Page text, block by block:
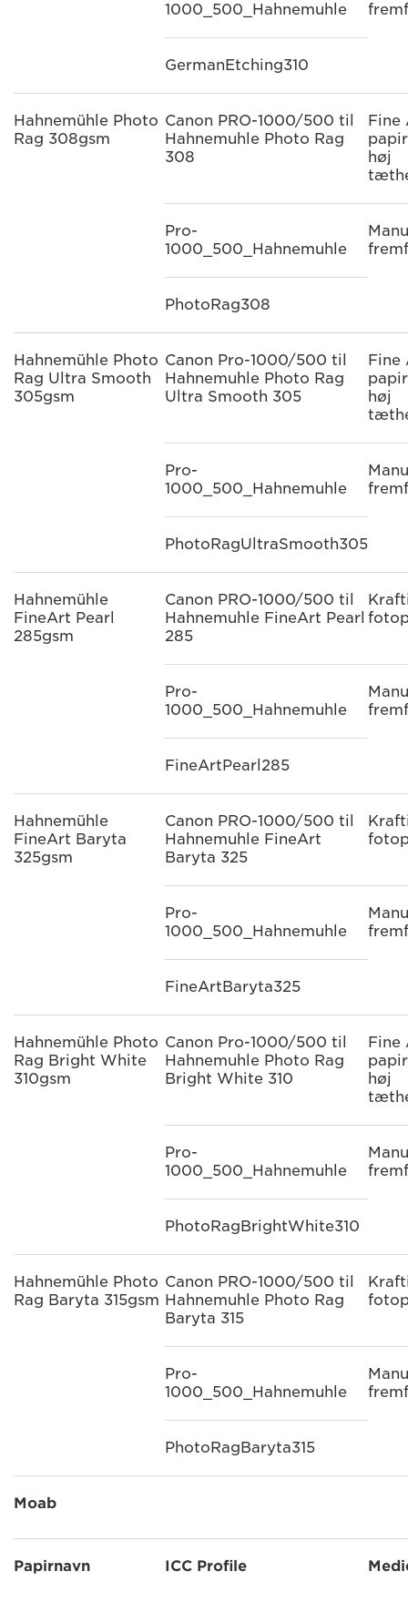
1000_500_Hahnemuhle
GermanEtching310
Hahnemühle Photo
Rag 308gsm
Canon PRO-1000/500 til
Hahnemuhle Photo Rag
308
Fine
høj
Pro-
1000_500_Hahnemuhle
PhotoRag308
Hahnemühle Photo
Rag Ultra Smooth
305gsm
Canon Pro-1000/500 til
Hahnemuhle Photo Rag
Ultra Smooth 305
Fine
høj
Pro-
1000_500_Hahnemuhle
PhotoRagUltraSmooth305
Hahnemühle
FineArt Pearl
285gsm
Canon PRO-1000/500 til
Hahnemuhle FineArt Pearl
285
Pro-
1000_500_Hahnemuhle
FineArtPearl285
Hahnemühle
FineArt Baryta
325gsm
Canon PRO-1000/500 til
Hahnemuhle FineArt
Baryta 325
Pro-
1000_500_Hahnemuhle
FineArtBaryta325
Hahnemühle Photo
Rag Bright White
310gsm
Canon Pro-1000/500 til
Hahnemuhle Photo Rag
Bright White 310
Fine
høj
Pro-
1000_500_Hahnemuhle
PhotoRagBrightWhite310
Hahnemühle Photo
Rag Baryta 315gsm
Canon PRO-1000/500 til
Hahnemuhle Photo Rag
Baryta 315
Pro-
1000_500_Hahnemuhle
PhotoRagBaryta315
Moab
Papirnavn ICC Profile